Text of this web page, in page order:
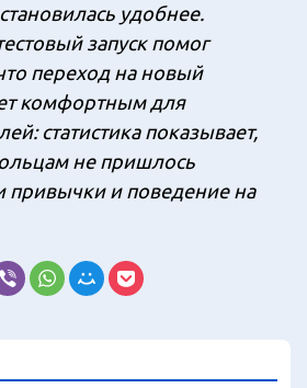
удобнее.
запуск помог
переход на новый
комфортным для
статистика показывает,
не пришлось
привычки и поведение на